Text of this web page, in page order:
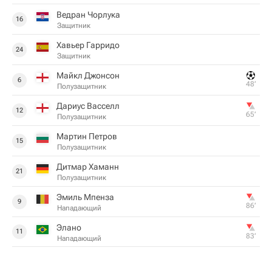
16 Ведран Чорлука
Защитник
24 Хавьер Гарридо
Защитник
6 Майкл Джонсон
Полузащитник 48‎’‎
12 Дариус Васселл
Полузащитник 65‎’‎
15 Мартин Петров
Полузащитник
21 Дитмар Хаманн
Полузащитник
9 Эмиль Мпенза
Нападающий 86‎’‎
11 Элано
Нападающий 83‎’‎